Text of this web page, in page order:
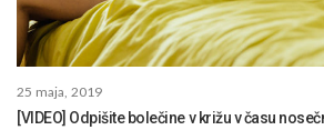
25 maja, 2019
[VIDEO] Odpišite bolečine v križu v času